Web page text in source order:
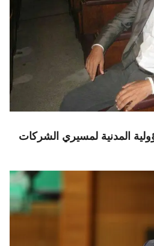
المدنية لمسيري الشركات